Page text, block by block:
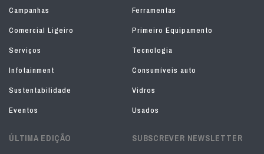
Campanhas
Ferramentas
Comercial Ligeiro
Primeiro Equipamento
Serviços
Tecnologia
Infotainment
Consumíveis auto
Sustentabilidade
Vidros
Eventos
Usados
ÚLTIMA EDIÇÃO SUBSCREVER NEWSLETTER